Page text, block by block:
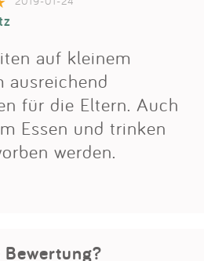
Partner
Kontakt
auf kleinem
ausreichend
für die Eltern. Auch
Essen und trinken
werden.
Bewertung?